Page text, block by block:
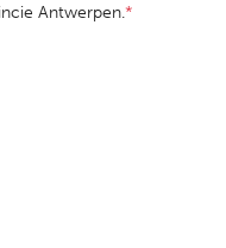
Antwerpen.*